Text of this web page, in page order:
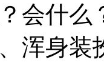
会什么
浑身